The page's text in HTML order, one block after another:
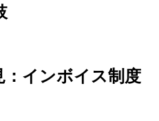
：インボイス制度